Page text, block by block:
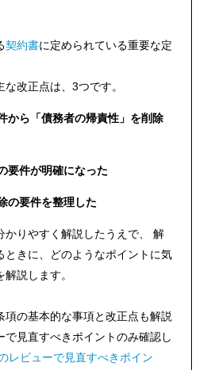
契約書に定められている重要な定
改正点は、3つです。
から「債務者の帰責性」を削除
要件が明確になった
の要件を整理した
かりやすく解説したうえで、 解
ときに、どのようなポイントに気
説します。
項の基本的な事項と改正点も解説
で見直すべきポイントのみ確認し
レビューで見直すべきポイン